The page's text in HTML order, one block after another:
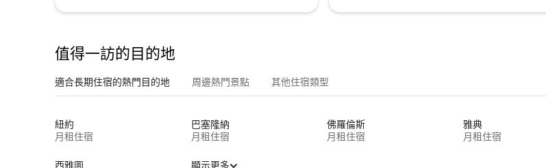
值得一訪的目的地
適合長期住宿的熱門目的地 周邊熱門景點 其他住宿類型
紐約
月租住宿
巴塞隆納
月租住宿
佛羅倫斯
月租住宿
雅典
月租住宿
西雅圖 顯示更多